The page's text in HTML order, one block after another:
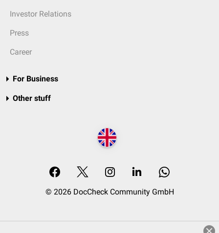
Investor Relations
Press
Career
For Business
Other stuff
© 2026 DocCheck Community GmbH